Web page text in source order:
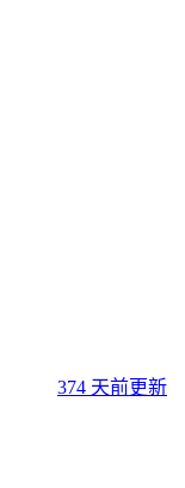
374 天前更新